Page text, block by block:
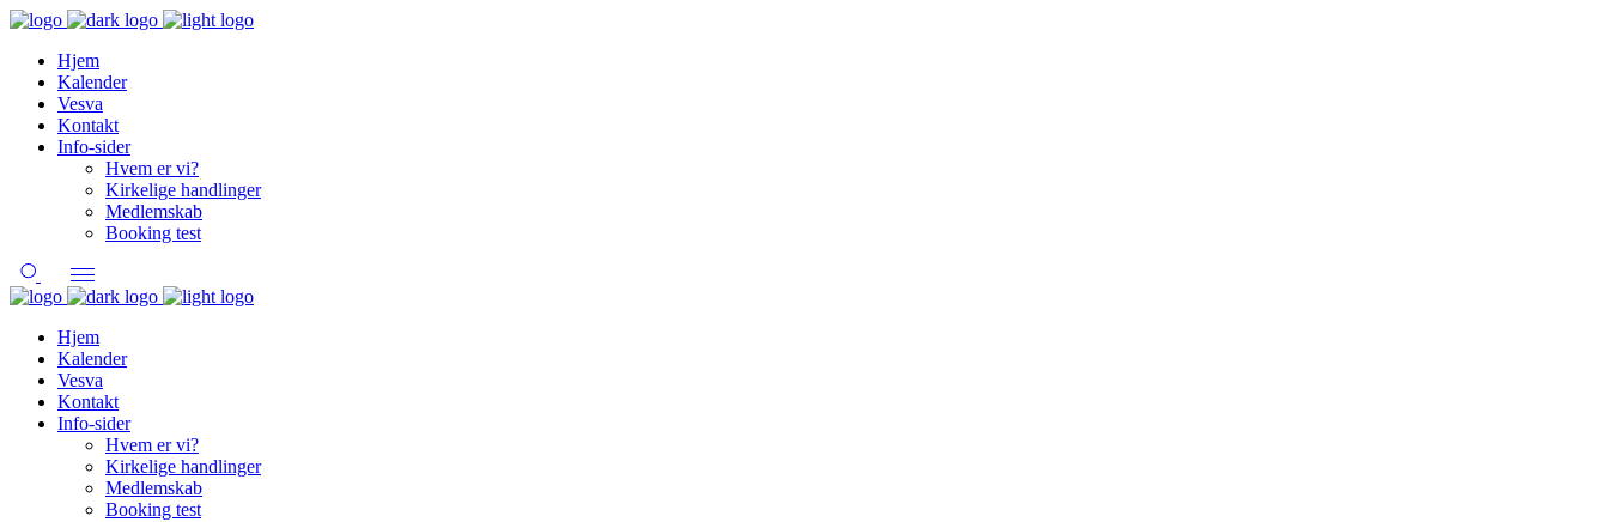
Hjem
Kalender
Vesva
Kontakt
Info-sider
Hvem er vi?
Kirkelige handlinger
Medlemskab
Booking test
Hjem
Kalender
Vesva
Kontakt
Info-sider
Hvem er vi?
Kirkelige handlinger
Medlemskab
Booking test